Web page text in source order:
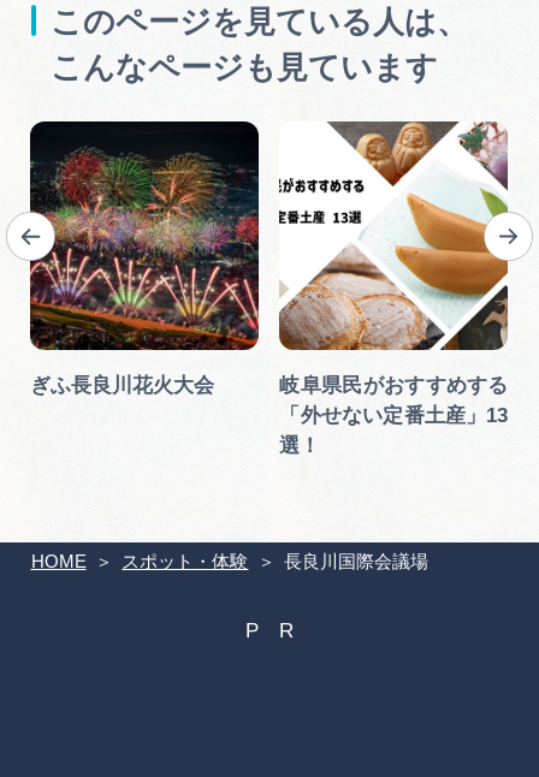
HOME スポット・体験 長良川国際会議場
このページを見ている人は、
こんなページも見ています
ぎふ長良川花火大会
岐阜県民がおすすめする
「外せない定番土産」13
選！